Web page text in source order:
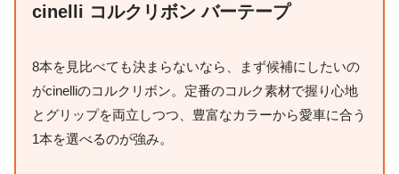
cinelli コルクリボン バーテープ
8本を見比べても決まらないなら、まず候補にしたいの
がcinelliのコルクリボン。定番のコルク素材で握り心地
とグリップを両立しつつ、豊富なカラーから愛車に合う
1本を選べるのが強み。